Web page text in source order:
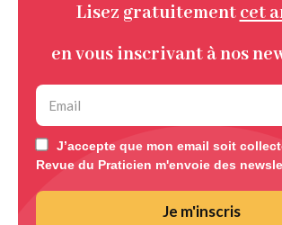
Lisez gratuitement cet
en vous inscrivant à nos
J’accepte que mon email soit
Revue du Praticien m'envoie des
Je m'inscris